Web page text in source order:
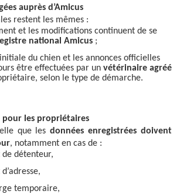
auprès d’Amicus
restent les mêmes :
et les modifications continuent de se
national Amicus;
initiale du chien et les annonces officielles
être effectuées par un vétérinaire agréé
selon le type de démarche.
pour les propriétaires
que lesdonnées enregistrées doivent
, notamment en cas de :
détenteur,
temporaire,